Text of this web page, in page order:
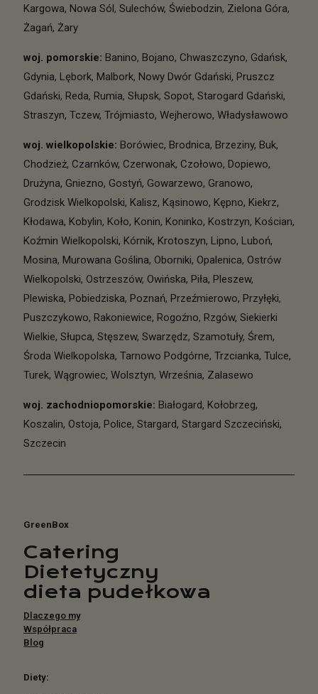
Kargowa, Nowa Sól, Sulechów, Świebodzin, Zielona Góra,
Żagań, Żary
woj. pomorskie: Banino, Bojano, Chwaszczyno, Gdańsk,
Gdynia, Lębork, Malbork, Nowy Dwór Gdański, Pruszcz
Gdański, Reda, Rumia, Słupsk, Sopot, Starogard Gdański,
Straszyn, Tczew, Trójmiasto, Wejherowo, Władysławowo
woj. wielkopolskie: Borówiec, Brodnica, Brzeziny, Buk,
Chodzież, Czarnków, Czerwonak, Czołowo, Dopiewo,
Drużyna, Gniezno, Gostyń, Gowarzewo, Granowo,
Grodzisk Wielkopolski, Kalisz, Kąsinowo, Kępno, Kiekrz,
Kłodawa, Kobylin, Koło, Konin, Koninko, Kostrzyn, Kościan,
Koźmin Wielkopolski, Kórnik, Krotoszyn, Lipno, Luboń,
Mosina, Murowana Goślina, Oborniki, Opalenica, Ostrów
Wielkopolski, Ostrzeszów, Owińska, Piła, Pleszew,
Plewiska, Pobiedziska, Poznań, Przeźmierowo, Przyłęki,
Puszczykowo, Rakoniewice, Rogoźno, Rzgów, Siekierki
Wielkie, Słupca, Stęszew, Swarzędz, Szamotuły, Śrem,
Środa Wielkopolska, Tarnowo Podgórne, Trzcianka, Tulce,
Turek, Wągrowiec, Wolsztyn, Września, Zalasewo
woj. zachodniopomorskie: Białogard, Kołobrzeg,
Koszalin, Ostoja, Police, Stargard, Stargard Szczeciński,
Szczecin
GreenBox
Catering
Dietetyczny
dieta pudełkowa
Dlaczego my
Współpraca
Blog
Diety: